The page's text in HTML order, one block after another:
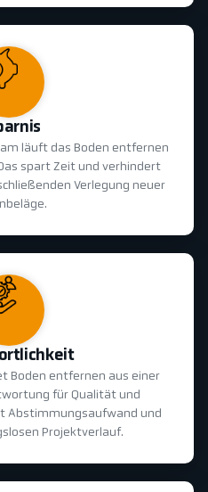
läuft das Boden entfernen
spart Zeit und verhindert
Verlegung neuer
Boden entfernen aus einer
für Qualität und
Abstimmungsaufwand und
Projektverlauf.